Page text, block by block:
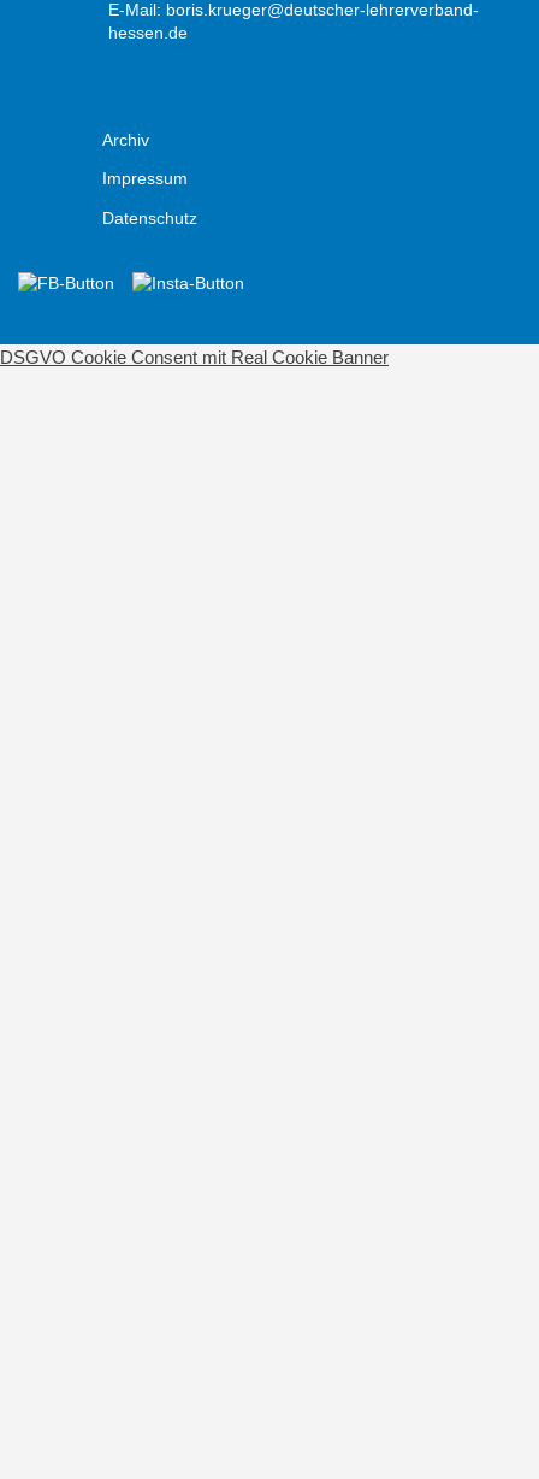
E-Mail: boris.krueger@deutscher-lehrerverband-
hessen.de
Archiv
Impressum
Datenschutz
DSGVO Cookie Consent mit Real Cookie Banner